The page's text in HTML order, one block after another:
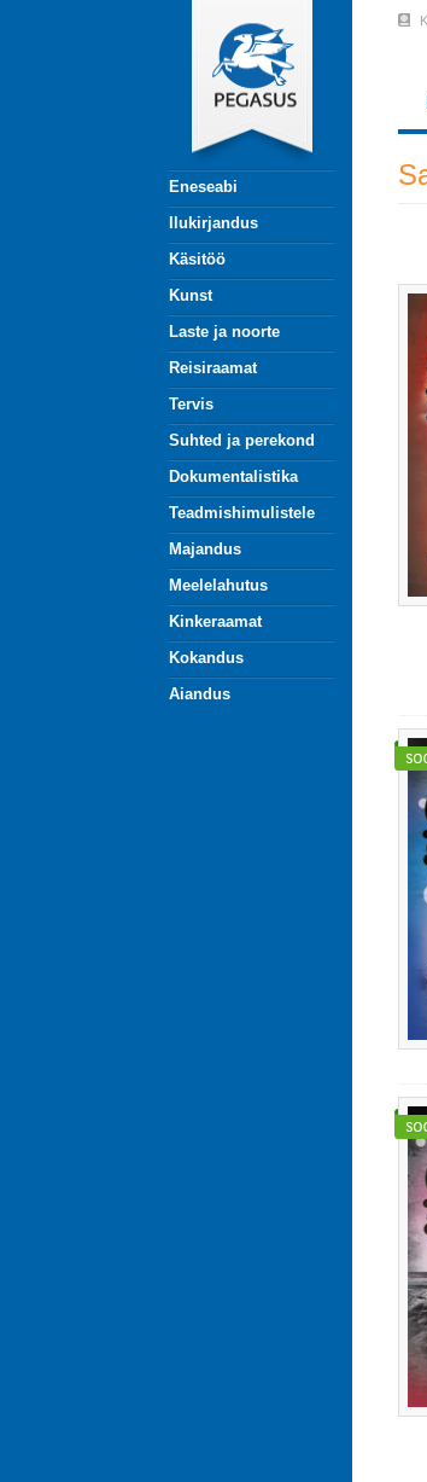
Eneseabi
Ilukirjandus
Käsitöö
Kunst
Laste ja noorte
Reisiraamat
Tervis
Suhted ja perekond
Dokumentalistika
Teadmishimulistele
Majandus
Meelelahutus
Kinkeraamat
Kokandus
Aiandus